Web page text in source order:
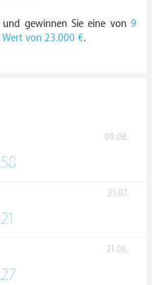
und gewinnen Sie eine von 9
Wert von 23.000 €.
09.08.
58
21.07.
21
21.06.
27